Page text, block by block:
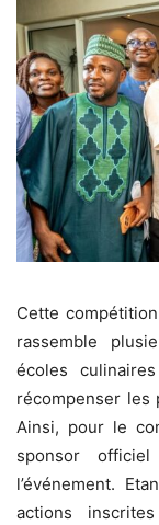
Cette
rassemble
écoles
récompenser les
Ainsi, pour le
sponsor
l’événement.
actions